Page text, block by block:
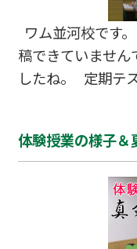
ワム並河校です
稿できていませ
したね。 定期テ
の他に頭脳系ボ
もいます。 でも
しっかり守って
続き受け付けて
お早めにお問い
体験授業の様子＆